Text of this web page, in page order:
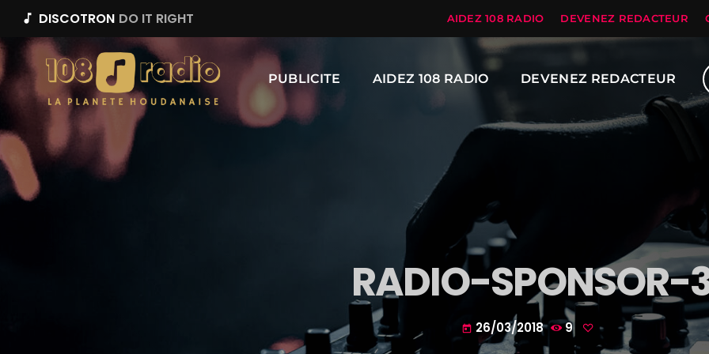
music_note DISCOTRON DO IT RIGHT AIDEZ 108 RADIO DEVENEZ REDACTEUR
PUBLICITE AIDEZ 108 RADIO DEVENEZ REDACTEUR
RADIO-SPONSOR-
today 26/03/2018 9